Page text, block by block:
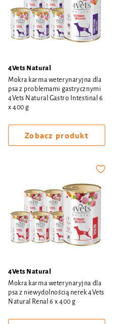
4Vets Natural
Mokra karma weterynaryjna dla
psa z problemami gastrycznymi
4Vets Natural Gastro Intestinal 6
x 400 g
Zobacz produkt
4Vets Natural
Mokra karma weterynaryjna dla
psa z niewydolnością nerek 4Vets
Natural Renal 6 x 400 g